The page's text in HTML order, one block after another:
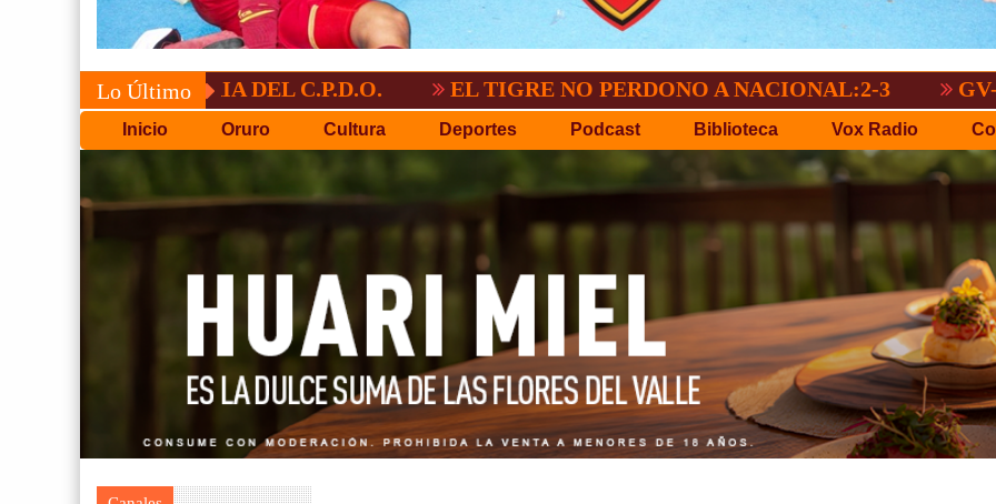
Lo Último
DEL C.P.D.O. EL TIGRE NO PERDONO A NACIONAL:2-3 GV-SAN
Inicio Oruro Cultura Deportes Podcast Biblioteca Vox Radio